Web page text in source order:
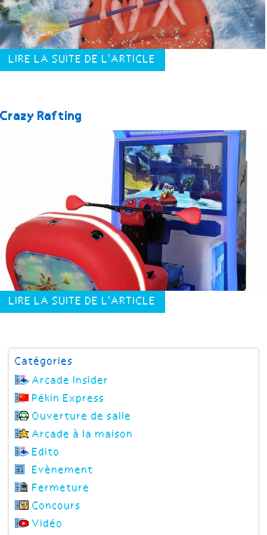
LIRE LA SUITE DE L'ARTICLE
Crazy Rafting
LIRE LA SUITE DE L'ARTICLE
Catégories
Arcade Insider
Pékin Express
Ouverture de salle
Arcade à la maison
Edito
Evènement
Fermeture
Concours
Vidéo